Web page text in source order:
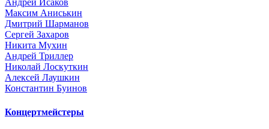
Андрей Исаков
Максим Аниськин
Дмитрий Шарманов
Сергей Захаров
Никита Мухин
Андрей Триллер
Николай Лоскуткин
Алексей Лаушкин
Константин Буинов
Концертмейстеры